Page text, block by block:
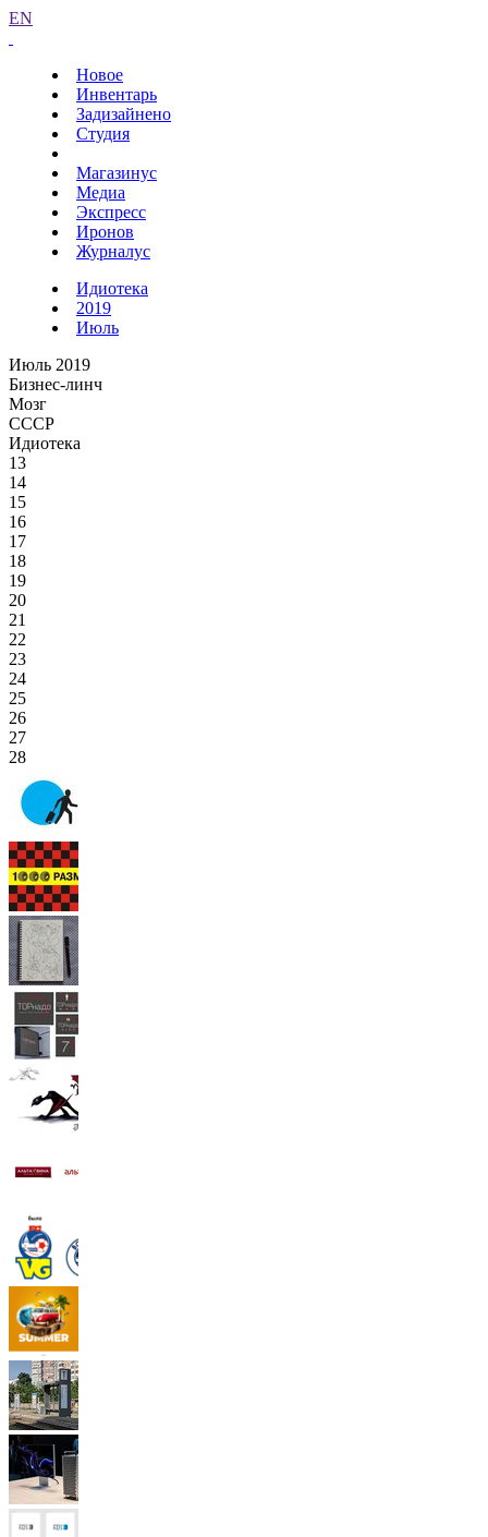
EN
Новое
Инвентарь
Задизайнено
Студия
Магазинус
Медиа
Экспресс
Иронов
Журналус
Идиотека
2019
Июль
Июль 2019
Бизнес-линч
Мозг
СССР
Идиотека
13
14
15
16
17
18
19
20
21
22
23
24
25
26
27
28